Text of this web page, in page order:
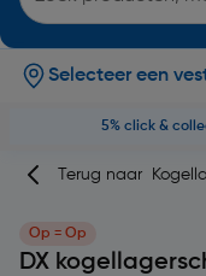
Selecteer een
5% click &
Terug naar
Op = Op
DX